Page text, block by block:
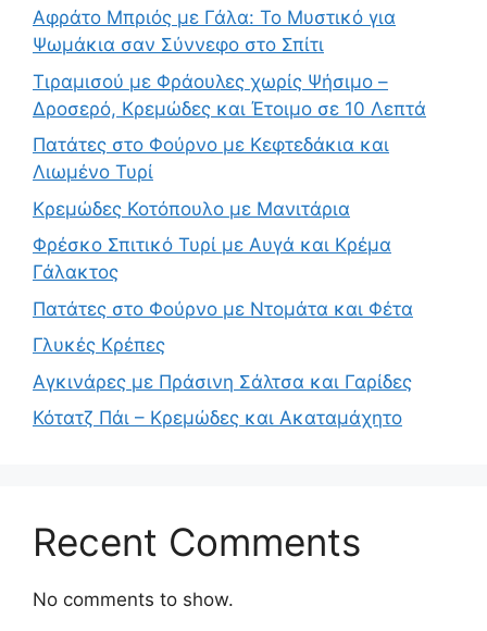
Αφράτο Μπριός με Γάλα: Το Μυστικό για
Ψωμάκια σαν Σύννεφο στο Σπίτι
Τιραμισού με Φράουλες χωρίς Ψήσιμο –
Δροσερό, Κρεμώδες και Έτοιμο σε 10 Λεπτά
Πατάτες στο Φούρνο με Κεφτεδάκια και
Λιωμένο Τυρί
Κρεμώδες Κοτόπουλο με Μανιτάρια
Φρέσκο Σπιτικό Τυρί με Αυγά και Κρέμα
Γάλακτος
Πατάτες στο Φούρνο με Ντομάτα και Φέτα
Γλυκές Κρέπες
Αγκινάρες με Πράσινη Σάλτσα και Γαρίδες
Κότατζ Πάι – Κρεμώδες και Ακαταμάχητο
Recent Comments
No comments to show.